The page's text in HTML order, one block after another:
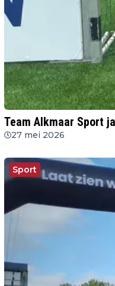
Team Alkmaar Sport
27 mei 2026
Sport